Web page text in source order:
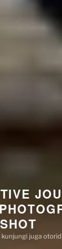
kunjungi juga